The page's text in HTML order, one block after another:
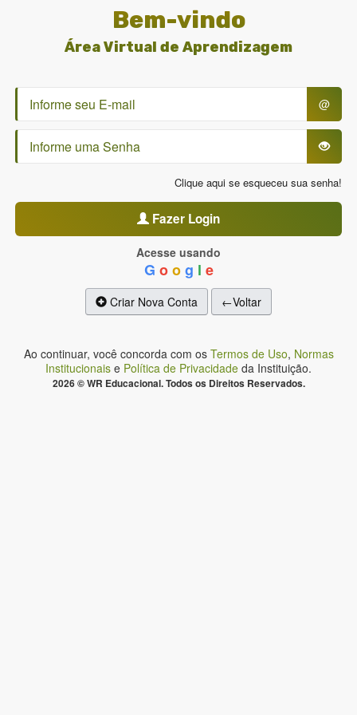
Bem-vindo
Área Virtual de Aprendizagem
@
Clique aqui se esqueceu sua senha!
Fazer Login
Acesse usando
G o o g l e
Criar Nova Conta ←Voltar
Ao continuar, você concorda com os Termos de Uso, Normas
Institucionais e Política de Privacidade da Instituição.
2026 © WR Educacional. Todos os Direitos Reservados.